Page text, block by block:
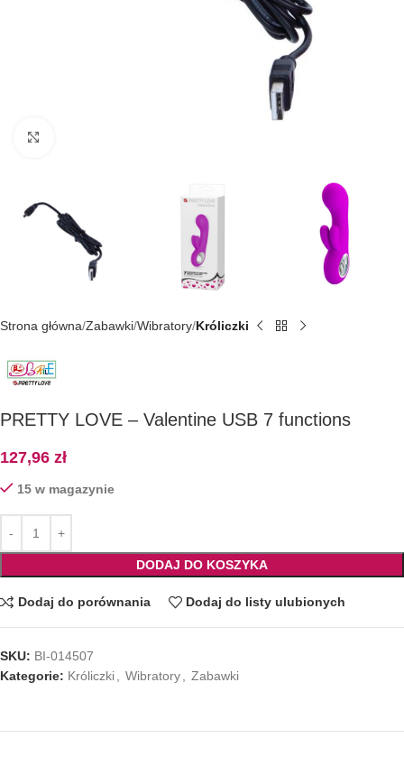
Strona główna Zabawki Wibratory Króliczki
PRETTY LOVE – Valentine USB 7 functions
127,96 zł
15 w magazynie
DODAJ DO KOSZYKA
Dodaj do porównania Dodaj do listy ulubionych
SKU: BI-014507
Kategorie: Króliczki Wibratory Zabawki